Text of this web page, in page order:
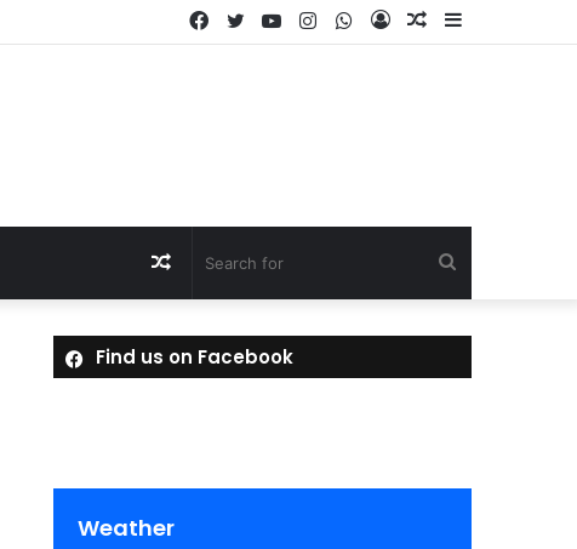
Sidebar
Random
Log
WhatsApp
Instagram
YouTube
Twitter
Facebook
for
Random
Article
Find us on Facebook
Weather